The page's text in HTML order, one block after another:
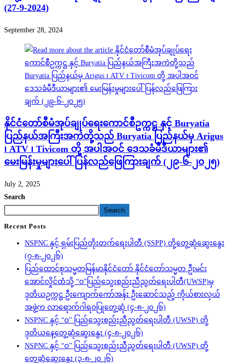
(27-9-2024)
September 28, 2024
နိုင်ငံတော်စီမံအုပ်ချုပ်ရေးကောင်စီဥက္ကဋ္ဌ နှင့် Buryatia
ပြည်နယ်အကြီးအကဲတို့သည် Buryatia ပြည်နယ်မှ Arigus
၊ ATV ၊ Tivicom တို့ အပါအဝင် ဒေသခံမီဒီယာများ၏
မေးမြန်းမှုများပေါ် ပြန်လည်ဖြေကြားချက် (၂၉-၆-၂၀၂၅)
July 2, 2025
Search
Search
Recent Posts
NSPNC နှင့် ရှမ်းပြည်တိုးတက်ရေးပါတီ (SSPP) တို့တွေ့ဆုံဆွေးနွေး
(၇-၈-၂၀၂၆)
ပြည်ထောင်စုသမ္မတမြန်မာနိုင်ငံတော် နိုင်ငံတော်သမ္မတ ဦးမင်း
အောင်လှိုင်ထံသို့ “ဝ”ပြည်သွေးစည်းညီညွတ်ရေးပါတီ(UWSP)မှ
ဒုတိယဥက္ကဋ္ဌ ဦးကျောက်ကော်အန်း ဦးဆောင်သည့် ကိုယ်စားလှယ်
အဖွဲ့က လာရောက်ဂါရဝပြုတွေ့ဆုံ (၄-၈-၂၀၂၆)
NSPNC နှင့် “ဝ” ပြည်သွေးစည်းညီညွတ်ရေးပါတီ (UWSP) တို့
ဒုတိယနေ့တွေ့ဆုံဆွေးနွေး (၄-၈-၂၀၂၆)
NSPNC နှင့် “ဝ” ပြည်သွေးစည်းညီညွတ်ရေးပါတီ (UWSP) တို့
တွေ့ဆုံဆွေးနွေး (၃-၈-၂၀၂၆)